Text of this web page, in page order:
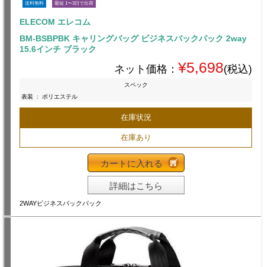
送料無料 最短 1〜3日で出荷
ELECOM エレコム
BM-BSBPBK キャリングバッグ ビジネスバックパック 2way
15.6インチ ブラック
ネット価格： ¥5,698(税込)
スペック
表装 : ポリエステル
在庫状況
在庫あり
カートに入れる
詳細はこちら
2WAYビジネスバックパック